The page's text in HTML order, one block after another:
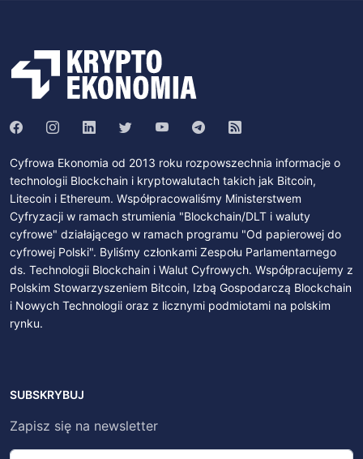
Cyfrowa Ekonomia od 2013 roku rozpowszechnia informacje o
technologii Blockchain i kryptowalutach takich jak Bitcoin,
Litecoin i Ethereum. Współpracowaliśmy Ministerstwem
Cyfryzacji w ramach strumienia "Blockchain/DLT i waluty
cyfrowe" działającego w ramach programu "Od papierowej do
cyfrowej Polski". Byliśmy członkami Zespołu Parlamentarnego
ds. Technologii Blockchain i Walut Cyfrowych. Współpracujemy z
Polskim Stowarzyszeniem Bitcoin, Izbą Gospodarczą Blockchain
i Nowych Technologii oraz z licznymi podmiotami na polskim
rynku.
SUBSKRYBUJ
Zapisz się na newsletter